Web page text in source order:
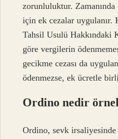
zorunluluktur.
için ek cezalar uygulanır.
Tahsil Usulü Hakkındaki
göre vergilerin
gecikme cezası da
ödenmezse, ek ücretle
Ordino nedir
Ordino, sevk